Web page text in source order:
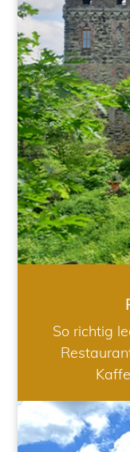
So richtig